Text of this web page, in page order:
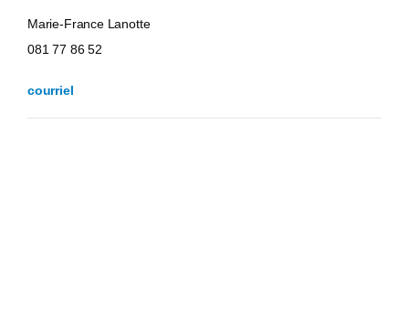
Marie-France Lanotte
081 77 86 52
courriel